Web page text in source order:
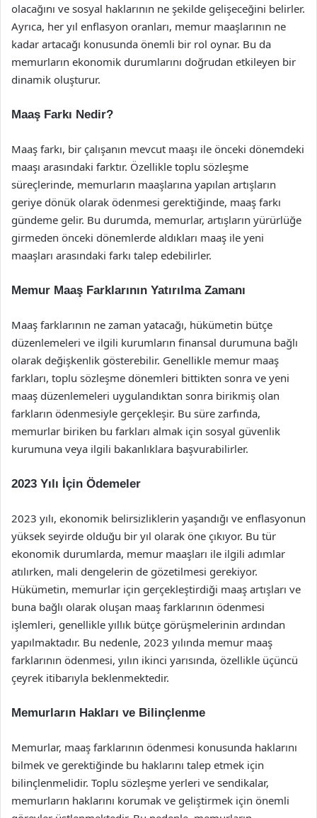
olacağını ve sosyal haklarının ne şekilde gelişeceğini belirler.
Ayrıca, her yıl enflasyon oranları, memur maaşlarının ne
kadar artacağı konusunda önemli bir rol oynar. Bu da
memurların ekonomik durumlarını doğrudan etkileyen bir
dinamik oluşturur.
Maaş Farkı Nedir?
Maaş farkı, bir çalışanın mevcut maaşı ile önceki dönemdeki
maaşı arasındaki farktır. Özellikle toplu sözleşme
süreçlerinde, memurların maaşlarına yapılan artışların
geriye dönük olarak ödenmesi gerektiğinde, maaş farkı
gündeme gelir. Bu durumda, memurlar, artışların yürürlüğe
girmeden önceki dönemlerde aldıkları maaş ile yeni
maaşları arasındaki farkı talep edebilirler.
Memur Maaş Farklarının Yatırılma Zamanı
Maaş farklarının ne zaman yatacağı, hükümetin bütçe
düzenlemeleri ve ilgili kurumların finansal durumuna bağlı
olarak değişkenlik gösterebilir. Genellikle memur maaş
farkları, toplu sözleşme dönemleri bittikten sonra ve yeni
maaş düzenlemeleri uygulandıktan sonra birikmiş olan
farkların ödenmesiyle gerçekleşir. Bu süre zarfında,
memurlar biriken bu farkları almak için sosyal güvenlik
kurumuna veya ilgili bakanlıklara başvurabilirler.
2023 Yılı İçin Ödemeler
2023 yılı, ekonomik belirsizliklerin yaşandığı ve enflasyonun
yüksek seyirde olduğu bir yıl olarak öne çıkıyor. Bu tür
ekonomik durumlarda, memur maaşları ile ilgili adımlar
atılırken, mali dengelerin de gözetilmesi gerekiyor.
Hükümetin, memurlar için gerçekleştirdiği maaş artışları ve
buna bağlı olarak oluşan maaş farklarının ödenmesi
işlemleri, genellikle yıllık bütçe görüşmelerinin ardından
yapılmaktadır. Bu nedenle, 2023 yılında memur maaş
farklarının ödenmesi, yılın ikinci yarısında, özellikle üçüncü
çeyrek itibarıyla beklenmektedir.
Memurların Hakları ve Bilinçlenme
Memurlar, maaş farklarının ödenmesi konusunda haklarını
bilmek ve gerektiğinde bu haklarını talep etmek için
bilinçlenmelidir. Toplu sözleşme yerleri ve sendikalar,
memurların haklarını korumak ve geliştirmek için önemli